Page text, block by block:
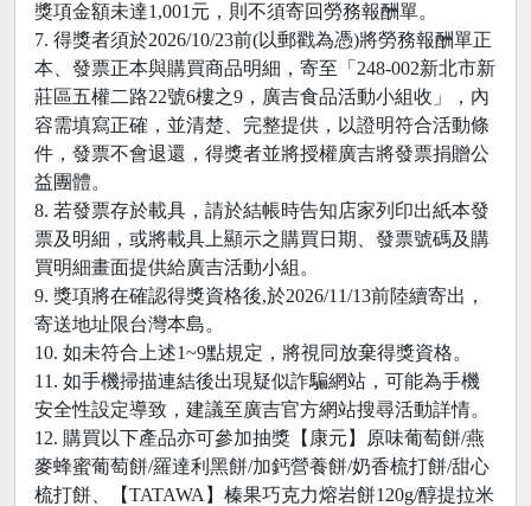
獎項金額未達1,001元，則不須寄回勞務報酬單。
7. 得獎者須於2026/10/23前(以郵戳為憑)將勞務報酬單正
本、發票正本與購買商品明細，寄至「248-002新北市新
莊區五權二路22號6樓之9，廣吉食品活動小組收」，內
容需填寫正確，並清楚、完整提供，以證明符合活動條
件，發票不會退還，得獎者並將授權廣吉將發票捐贈公
益團體。
8. 若發票存於載具，請於結帳時告知店家列印出紙本發
票及明細，或將載具上顯示之購買日期、發票號碼及購
買明細畫面提供給廣吉活動小組。
9. 獎項將在確認得獎資格後,於2026/11/13前陸續寄出，
寄送地址限台灣本島。
10. 如未符合上述1~9點規定，將視同放棄得獎資格。
11. 如手機掃描連結後出現疑似詐騙網站，可能為手機
安全性設定導致，建議至廣吉官方網站搜尋活動詳情。
12. 購買以下產品亦可參加抽獎【康元】原味葡萄餅/燕
麥蜂蜜葡萄餅/羅達利黑餅/加鈣營養餅/奶香梳打餅/甜心
梳打餅、【TATAWA】榛果巧克力熔岩餅120g/醇提拉米